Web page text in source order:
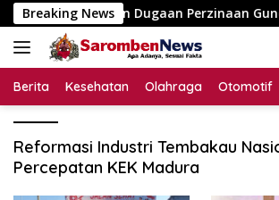
Langsung
ke
konten
Breaking News
Laporan Dugaan Perzinaan Guncang
Berita Kesehatan Olahraga Otomotif
Reformasi Industri Tembakau
Percepatan KEK Madura